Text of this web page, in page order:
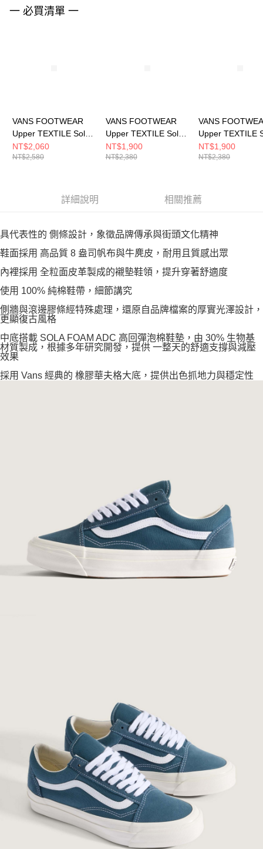
４．使用「AFTEE先享後付」時，將依據個別帳號之用戶狀況，依本公司即
一 必買清單 一
VANS FOOTWEAR
Upper TEXTILE Sole
RP BELOW ANKLE 男
休閒鞋 VN000D9JEMJ
NT$2,060
NT$2,580
VANS FOOTWEAR
Upper TEXTILE Sole
RP BELOW ANKLE 男
休閒鞋
NT$1,900
NT$2,380
VANS
Upper TEXTILE
RP BELOW
休閒鞋
NT$1,900
NT$2,380
詳細說明 相關推薦
具代表性的 側條設計，象徵品牌傳承與街頭文化精神
鞋面採用 高品質 8 盎司帆布與牛麂皮，耐用且質感出眾
內裡採用 全粒面皮革製成的襯墊鞋領，提升穿著舒適度
使用 100% 純棉鞋帶，細節講究
側牆與滾邊膠條經特殊處理，還原自品牌檔案的厚實光澤設計，
更顯復古風格
中底搭載 SOLA FOAM ADC 高回彈泡棉鞋墊，由 30% 生物基
材質製成，根據多年研究開發，提供 一整天的舒適支撐與減壓
效果
採用 Vans 經典的 橡膠華夫格大底，提供出色抓地力與穩定性